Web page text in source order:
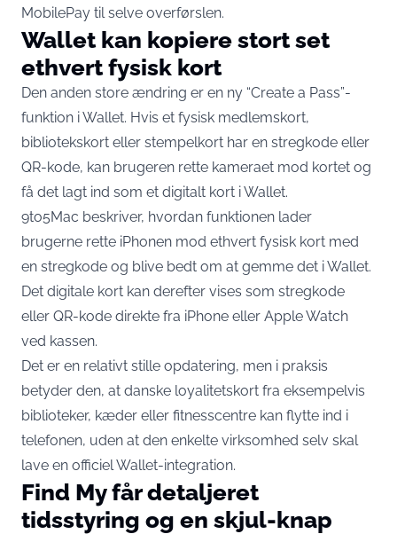
MobilePay til selve overførslen.
Wallet kan kopiere stort set
ethvert fysisk kort
Den anden store ændring er en ny “Create a Pass”-
funktion i Wallet. Hvis et fysisk medlemskort,
bibliotekskort eller stempelkort har en stregkode eller
QR-kode, kan brugeren rette kameraet mod kortet og
få det lagt ind som et digitalt kort i Wallet.
9to5Mac beskriver, hvordan funktionen lader
brugerne rette iPhonen mod ethvert fysisk kort med
en stregkode og blive bedt om at gemme det i Wallet.
Det digitale kort kan derefter vises som stregkode
eller QR-kode direkte fra iPhone eller Apple Watch
ved kassen.
Det er en relativt stille opdatering, men i praksis
betyder den, at danske loyalitetskort fra eksempelvis
biblioteker, kæder eller fitnesscentre kan flytte ind i
telefonen, uden at den enkelte virksomhed selv skal
lave en officiel Wallet-integration.
Find My får detaljeret
tidsstyring og en skjul-knap